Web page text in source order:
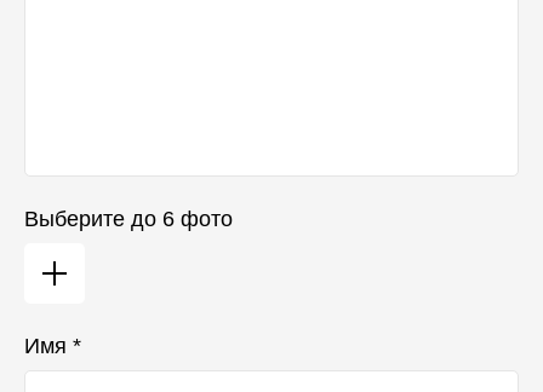
Выберите до 6 фото
Имя *